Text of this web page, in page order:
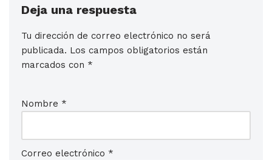
Deja una respuesta
Tu dirección de correo electrónico no será
publicada. Los campos obligatorios están
marcados con *
Nombre *
Correo electrónico *